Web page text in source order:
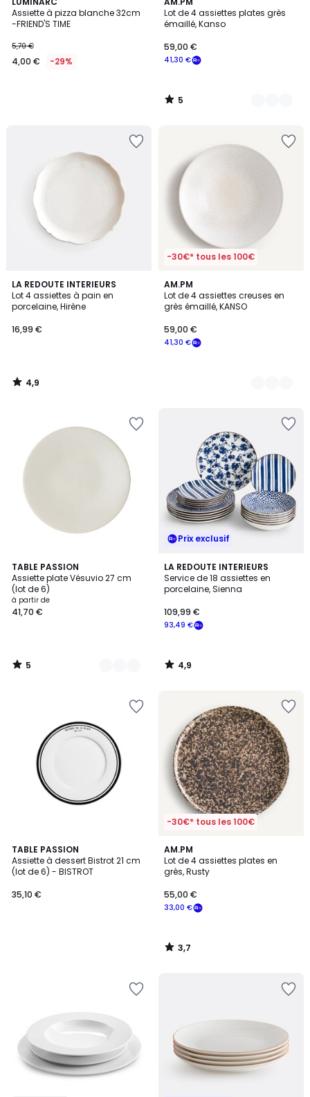
Assiette à pizza blanche 32cm
-FRIEND'S TIME
5,70 €
4,00 € -29%
Lot de 4 assiettes plates grès
émaillé, Kanso
41,30 €
59,00 €
/
5
3
Couleurs
5
/
LA REDOUTE INTERIEURS
Lot 4 assiettes à pain en
porcelaine, Hirène
16,99 €
4,9
/ 5
4,9
/
-30€* tous les 100€
AM.PM
Lot de 4 assiettes creuses en
grès émaillé, KANSO
41,30 €
59,00 €
3
Couleurs
TABLE PASSION
Assiette plate Vésuvio 27 cm
(lot de 6)
à partir de
41,70 €
5
/
5
6
Couleurs
5
/
Prix exclusif
LA REDOUTE INTERIEURS
Service de 18 assiettes en
porcelaine, Sienna
93,49 €
109,99 €
4,9
/ 5
4,9
/
TABLE PASSION
Assiette à dessert Bistrot 21 cm
(lot de 6) - BISTROT
35,10 €
-30€* tous les 100€
AM.PM
Lot de 4 assiettes plates en
grès, Rusty
33,00 €
55,00 €
3,7
/ 5
3,7
/